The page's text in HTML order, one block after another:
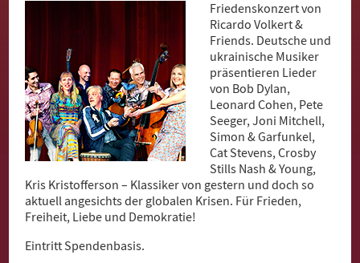
Akwaaba
Friedenskonzert von
Ricardo Volkert &
Friends. Deutsche und
ukrainische Musiker
präsentieren Lieder
von Bob Dylan,
Leonard Cohen, Pete
Seeger, Joni Mitchell,
Simon & Garfunkel,
Cat Stevens, Crosby
Stills Nash & Young,
Kris Kristofferson – Klassiker von gestern und doch so
aktuell angesichts der globalen Krisen. Für Frieden,
Freiheit, Liebe und Demokratie!
Eintritt Spendenbasis.